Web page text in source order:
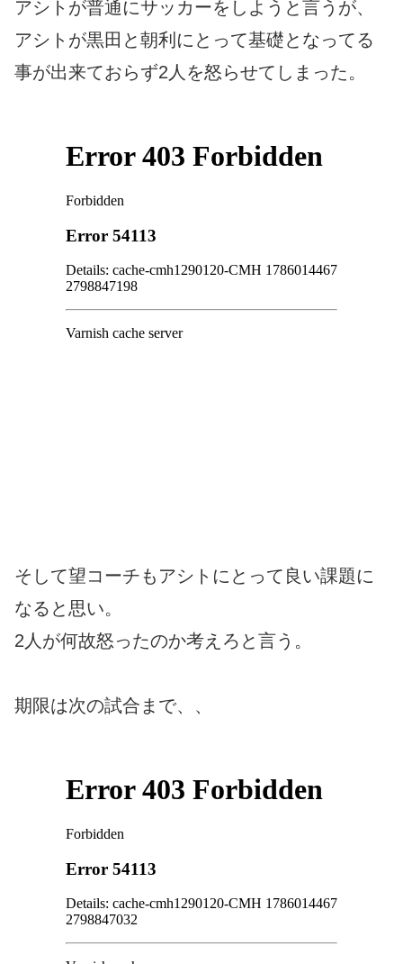
アシトが普通にサッカーをしようと言うが、
アシトが黒田と朝利にとって基礎となってる
事が出来ておらず2人を怒らせてしまった。
そして望コーチもアシトにとって良い課題に
なると思い。
2人が何故怒ったのか考えろと言う。
期限は次の試合まで、、